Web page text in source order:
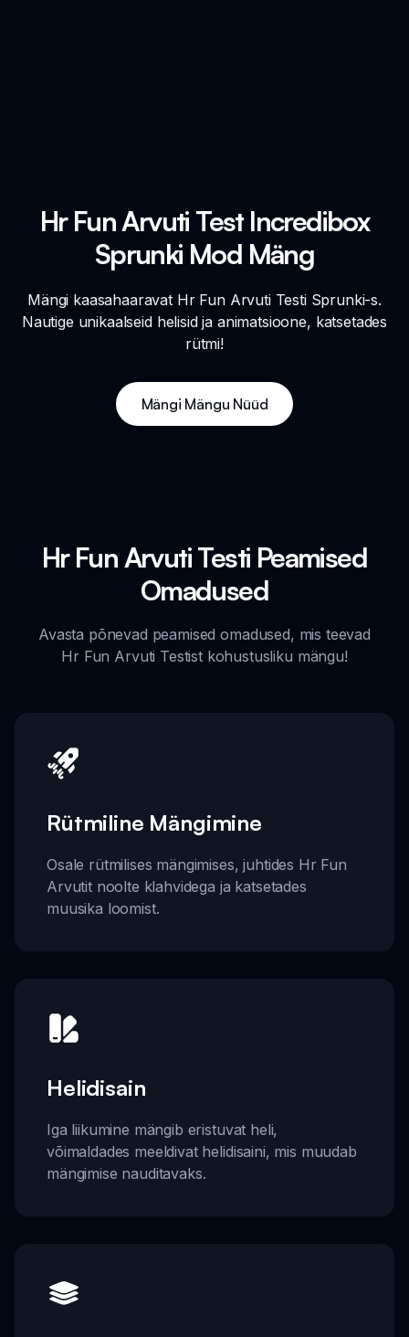
Hr Fun Arvuti Test Incredibox
Sprunki Mod Mäng
Mängi kaasahaaravat Hr Fun Arvuti Testi Sprunki-s.
Nautige unikaalseid helisid ja animatsioone, katsetades
rütmi!
Mängi Mängu Nüüd
Hr Fun Arvuti Testi Peamised
Omadused
Avasta põnevad peamised omadused, mis teevad
Hr Fun Arvuti Testist kohustusliku mängu!
Rütmiline Mängimine
Osale rütmilises mängimises, juhtides Hr Fun
Arvutit noolte klahvidega ja katsetades
muusika loomist.
Helidisain
Iga liikumine mängib eristuvat heli,
võimaldades meeldivat helidisaini, mis muudab
mängimise nauditavaks.